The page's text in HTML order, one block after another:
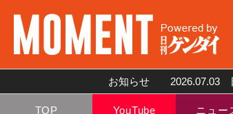
お知らせ 2026.07.03
TOP YouTube ニュー